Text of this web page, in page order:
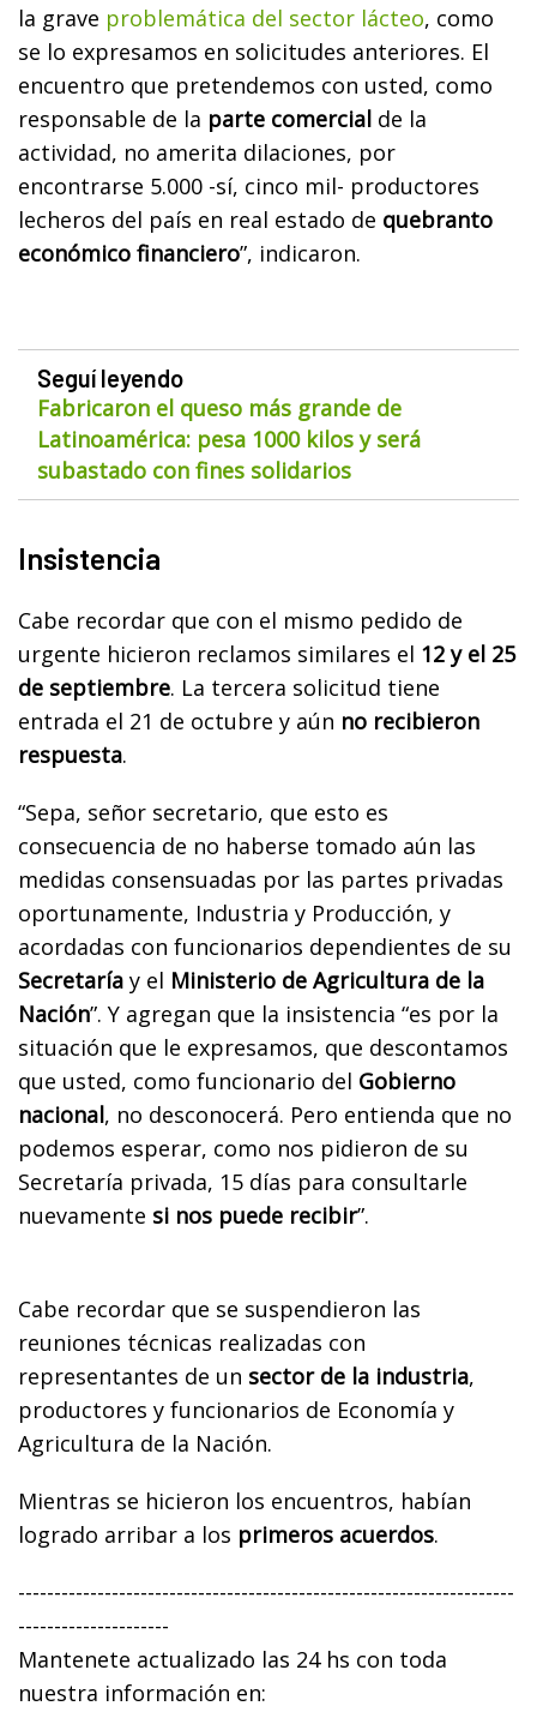
la grave problemática del sector lácteo, como
se lo expresamos en solicitudes anteriores. El
encuentro que pretendemos con usted, como
responsable de la parte comercial de la
actividad, no amerita dilaciones, por
encontrarse 5.000 -sí, cinco mil- productores
lecheros del país en real estado de quebranto
económico financiero”, indicaron.
Seguí leyendo
Fabricaron el queso más grande de
Latinoamérica: pesa 1000 kilos y será
subastado con fines solidarios
Insistencia
Cabe recordar que con el mismo pedido de
urgente hicieron reclamos similares el 12 y el 25
de septiembre. La tercera solicitud tiene
entrada el 21 de octubre y aún no recibieron
respuesta.
“Sepa, señor secretario, que esto es
consecuencia de no haberse tomado aún las
medidas consensuadas por las partes privadas
oportunamente, Industria y Producción, y
acordadas con funcionarios dependientes de su
Secretaría y el Ministerio de Agricultura de la
Nación”. Y agregan que la insistencia “es por la
situación que le expresamos, que descontamos
que usted, como funcionario del Gobierno
nacional, no desconocerá. Pero entienda que no
podemos esperar, como nos pidieron de su
Secretaría privada, 15 días para consultarle
nuevamente si nos puede recibir”.
Cabe recordar que se suspendieron las
reuniones técnicas realizadas con
representantes de un sector de la industria,
productores y funcionarios de Economía y
Agricultura de la Nación.
Mientras se hicieron los encuentros, habían
logrado arribar a los primeros acuerdos.
---------------------------------------------------------------------
---------------------
Mantenete actualizado las 24 hs con toda
nuestra información en: